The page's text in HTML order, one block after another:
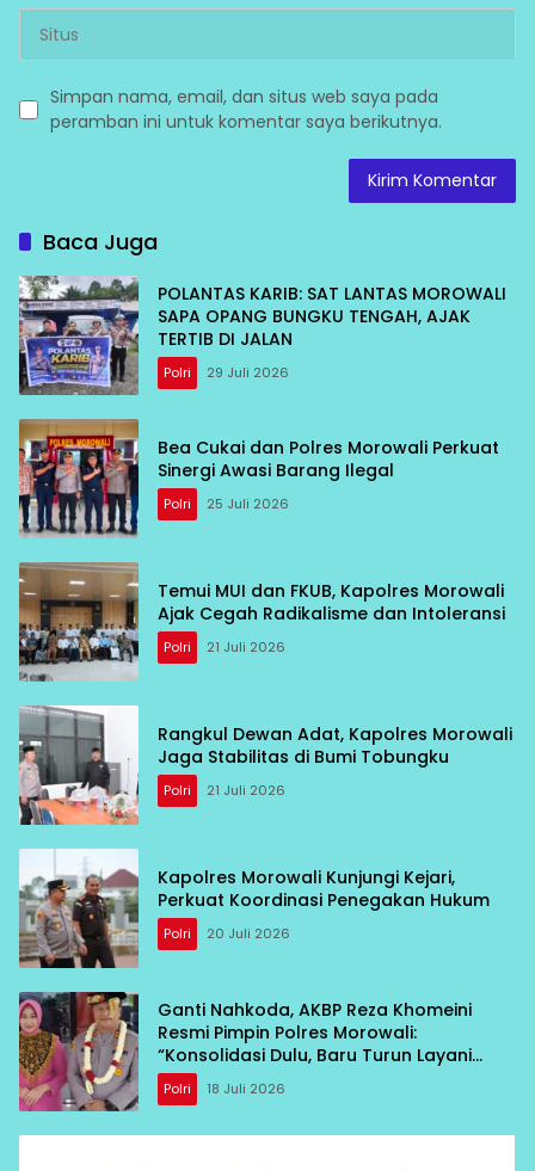
Simpan nama, email, dan situs web saya pada
peramban ini untuk komentar saya berikutnya.
Baca Juga
POLANTAS KARIB: SAT LANTAS MOROWALI
SAPA OPANG BUNGKU TENGAH, AJAK
TERTIB DI JALAN
Polri 29 Juli 2026
Bea Cukai dan Polres Morowali Perkuat
Sinergi Awasi Barang Ilegal
Polri 25 Juli 2026
Temui MUI dan FKUB, Kapolres Morowali
Ajak Cegah Radikalisme dan Intoleransi
Polri 21 Juli 2026
Rangkul Dewan Adat, Kapolres Morowali
Jaga Stabilitas di Bumi Tobungku
Polri 21 Juli 2026
Kapolres Morowali Kunjungi Kejari,
Perkuat Koordinasi Penegakan Hukum
Polri 20 Juli 2026
Ganti Nahkoda, AKBP Reza Khomeini
Resmi Pimpin Polres Morowali:
“Konsolidasi Dulu, Baru Turun Layani
Warga”
Polri 18 Juli 2026